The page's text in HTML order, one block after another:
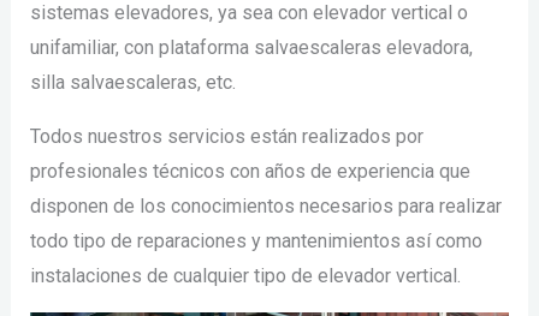
sistemas elevadores, ya sea con elevador vertical o
unifamiliar, con plataforma salvaescaleras elevadora,
silla salvaescaleras, etc.
Todos nuestros servicios están realizados por
profesionales técnicos con años de experiencia que
disponen de los conocimientos necesarios para realizar
todo tipo de reparaciones y mantenimientos así como
instalaciones de cualquier tipo de elevador vertical.